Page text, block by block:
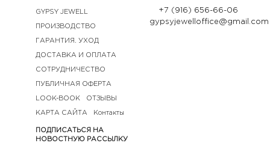
GYPSY JEWELL
ПРОИЗВОДСТВО
ГАРАНТИЯ. УХОД
ДОСТАВКА И ОПЛАТА
СОТРУДНИЧЕСТВО
ПУБЛИЧНАЯ ОФЕРТА
LOOK-BOOK ОТЗЫВЫ
КАРТА САЙТА Контакты
+7 (916) 656-66-06
gypsyjewelloffice@gmail.com
ПОДПИСАТЬСЯ НА
НОВОСТНУЮ РАССЫЛКУ